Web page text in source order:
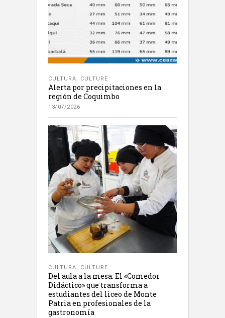
CULTURA, CULTURE
Alerta por precipitaciones en la
región de Coquimbo
13/07/2026
CULTURA, CULTURE
Del aula a la mesa: El «Comedor
Didáctico» que transforma a
estudiantes del liceo de Monte
Patria en profesionales de la
gastronomía